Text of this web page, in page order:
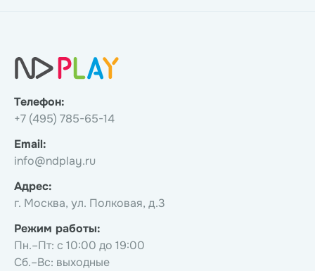
Телефон:
+7 (495) 785-65-14
Email:
info@ndplay.ru
Адрес:
г. Москва, ул. Полковая, д.3
Режим работы:
Пн.–Пт: с 10:00 до 19:00
Сб.–Вс: выходные